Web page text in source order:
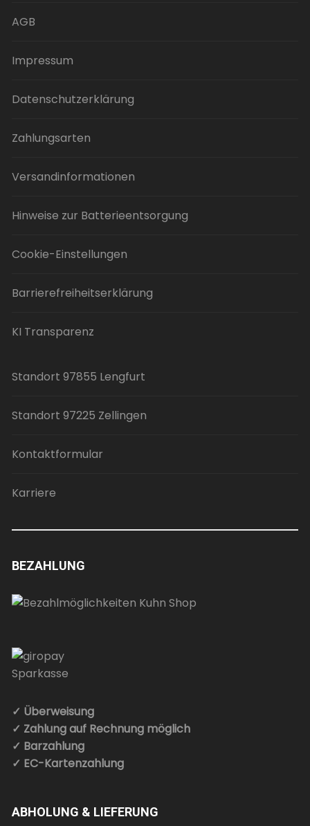
AGB
Impressum
Datenschutzerklärung
Zahlungsarten
Versandinformationen
Hinweise zur Batterieentsorgung
Cookie-Einstellungen
Barrierefreiheitserklärung
KI Transparenz
Standort 97855 Lengfurt
Standort 97225 Zellingen
Kontaktformular
Karriere
BEZAHLUNG
✓ Überweisung
✓ Zahlung auf Rechnung möglich
✓ Barzahlung
✓ EC-Kartenzahlung
ABHOLUNG & LIEFERUNG